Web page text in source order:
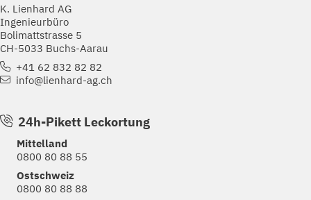
K. Lienhard AG
Ingenieurbüro
Bolimattstrasse 5
CH-5033 Buchs-Aarau
+41 62 832 82 82
info@lienhard-ag.ch
24h-Pikett Leckortung
Mittelland
0800 80 88 55
Ostschweiz
0800 80 88 88